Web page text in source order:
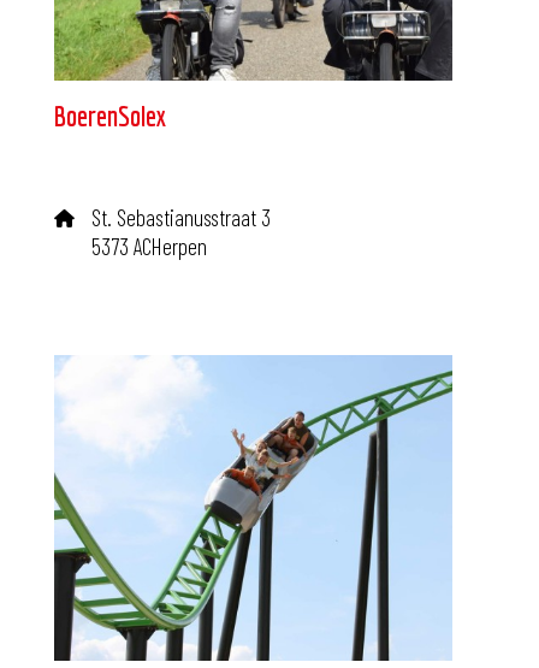
BoerenSolex
St. Sebastianusstraat 3
5373 ACHerpen